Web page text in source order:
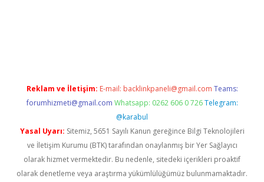
Reklam ve İletişim: E-mail: backlinkpaneli@gmail.com Teams:
forumhizmeti@gmail.com Whatsapp: 0262 606 0 726 Telegram:
@karabul
Yasal Uyarı: Sitemiz, 5651 Sayılı Kanun gereğince Bilgi Teknolojileri
ve İletişim Kurumu (BTK) tarafından onaylanmış bir Yer Sağlayıcı
olarak hizmet vermektedir. Bu nedenle, sitedeki içerikleri proaktif
olarak denetleme veya araştırma yükümlülüğümüz bulunmamaktadır.